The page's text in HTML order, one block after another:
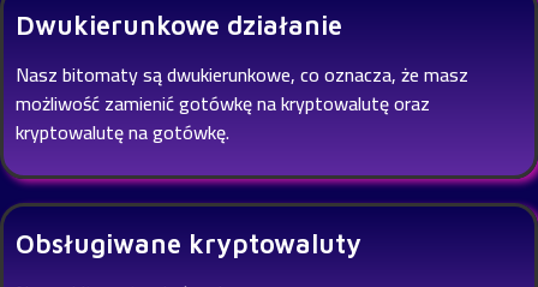
Dwukierunkowe działanie
Nasz bitomaty są dwukierunkowe, co oznacza, że masz
możliwość zamienić gotówkę na kryptowalutę oraz
kryptowalutę na gotówkę.
Obsługiwane kryptowaluty